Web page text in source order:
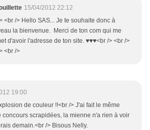
15/04/2012 22:12
<br /> Hello SAS... Je te souhaite donc à
la bienvenue. Merci de ton com qui me
d'avoir l'adresse de ton site. ♥♥♥<br /> <br />
<br />
19:00
de couleur !!<br /> J'ai fait le même
concours scrapidées, la mienne n'a rien à voir
demain.<br /> Bisous Nelly.